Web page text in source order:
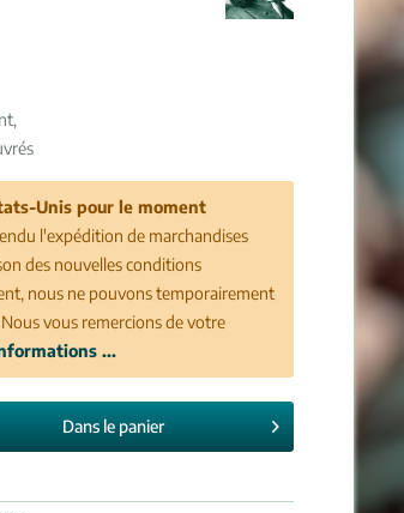
Unis pour le moment
l'expédition de marchandises
des nouvelles conditions
nous ne pouvons temporairement
vous remercions de votre
...
Dans le panier